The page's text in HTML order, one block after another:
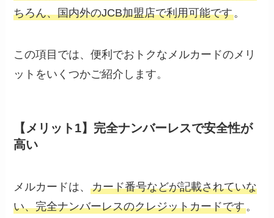
ちろん、国内外のJCB加盟店で利用可能です。
この項目では、便利でおトクなメルカードのメリ
ットをいくつかご紹介します。
【メリット1】完全ナンバーレスで安全性が
高い
メルカードは、カード番号などが記載されていな
い、完全ナンバーレスのクレジットカードです。